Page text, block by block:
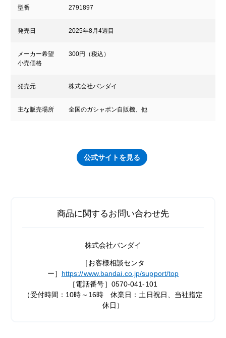
型番 2791897
発売日 2025年8月4週目
メーカー希望
小売価格
300円（税込）
発売元 株式会社バンダイ
主な販売場所 全国のガシャポン自販機、他
公式サイトを見る
商品に関するお問い合わせ先
株式会社バンダイ
［お客様相談センタ
ー］ https://www.bandai.co.jp/support/top
［電話番号］0570-041-101
（受付時間：10時～16時 休業日：土日祝日、当社指定
休日）